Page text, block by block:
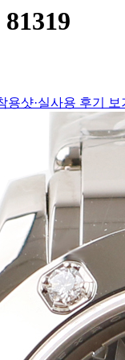
용샷·실사용 후기 보